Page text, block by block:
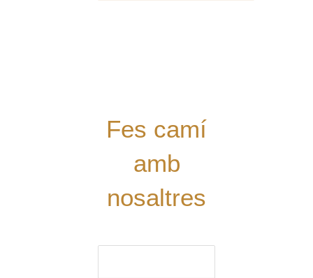
Fes camí
amb
nosaltres